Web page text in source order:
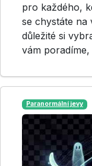
pro každého,
se chystáte na
důležité si
vám poradíme,
Paranormální jevy